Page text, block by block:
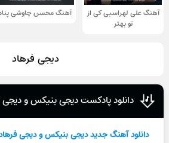
آهنگ علی لهراسبی کی از
تو ‌بهتر
آهنگ محسن چاوشی
دیجی فرهاد
دانلود پادکست دیجی بنیکس و
دانلود آهنگ جدیددیجی بنیکس و دیجی